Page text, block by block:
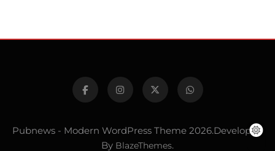
Pubnews - Modern WordPress Theme 2026.Developed
By BlazeThemes.